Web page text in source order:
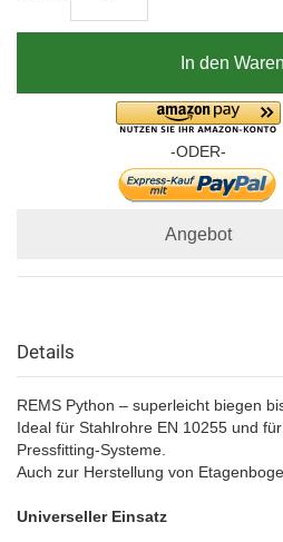
In den
-ODER-
Angebot
Details
REMS Python – superleicht biegen
Ideal für Stahlrohre EN 10255 und
Pressfitting-Systeme.
Auch zur Herstellung von
Universeller Einsatz